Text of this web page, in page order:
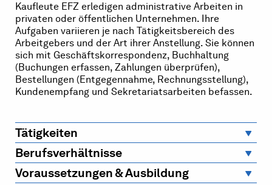
Kaufleute EFZ erledigen administrative Arbeiten in
privaten oder öffentlichen Unternehmen. Ihre
Aufgaben variieren je nach Tätigkeitsbereich des
Arbeitgebers und der Art ihrer Anstellung. Sie können
sich mit Geschäftskorrespondenz, Buchhaltung
(Buchungen erfassen, Zahlungen überprüfen),
Bestellungen (Entgegennahme, Rechnungsstellung),
Kundenempfang und Sekretariatsarbeiten befassen.
Tätigkeiten
Berufsverhältnisse
Voraussetzungen & Ausbildung